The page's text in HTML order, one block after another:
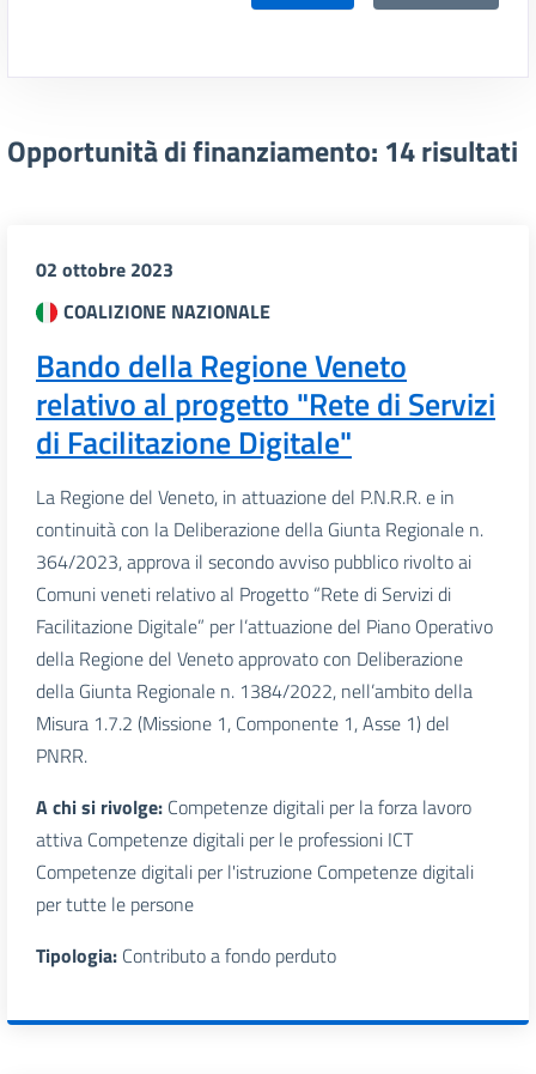
Opportunità di finanziamento: 14 risultati
02 ottobre 2023
COALIZIONE NAZIONALE
Bando della Regione Veneto
relativo al progetto "Rete di Servizi
di Facilitazione Digitale"
La Regione del Veneto, in attuazione del P.N.R.R. e in
continuità con la Deliberazione della Giunta Regionale n.
364/2023, approva il secondo avviso pubblico rivolto ai
Comuni veneti relativo al Progetto “Rete di Servizi di
Facilitazione Digitale” per l’attuazione del Piano Operativo
della Regione del Veneto approvato con Deliberazione
della Giunta Regionale n. 1384/2022, nell’ambito della
Misura 1.7.2 (Missione 1, Componente 1, Asse 1) del
PNRR.
A chi si rivolge: Competenze digitali per la forza lavoro
attiva Competenze digitali per le professioni ICT
Competenze digitali per l'istruzione Competenze digitali
per tutte le persone
Tipologia: Contributo a fondo perduto